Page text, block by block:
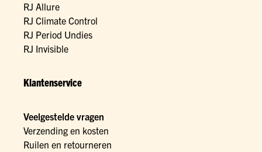
RJ Allure
RJ Climate Control
RJ Period Undies
RJ Invisible
Klantenservice
Veelgestelde vragen
Verzending en kosten
Ruilen en retourneren